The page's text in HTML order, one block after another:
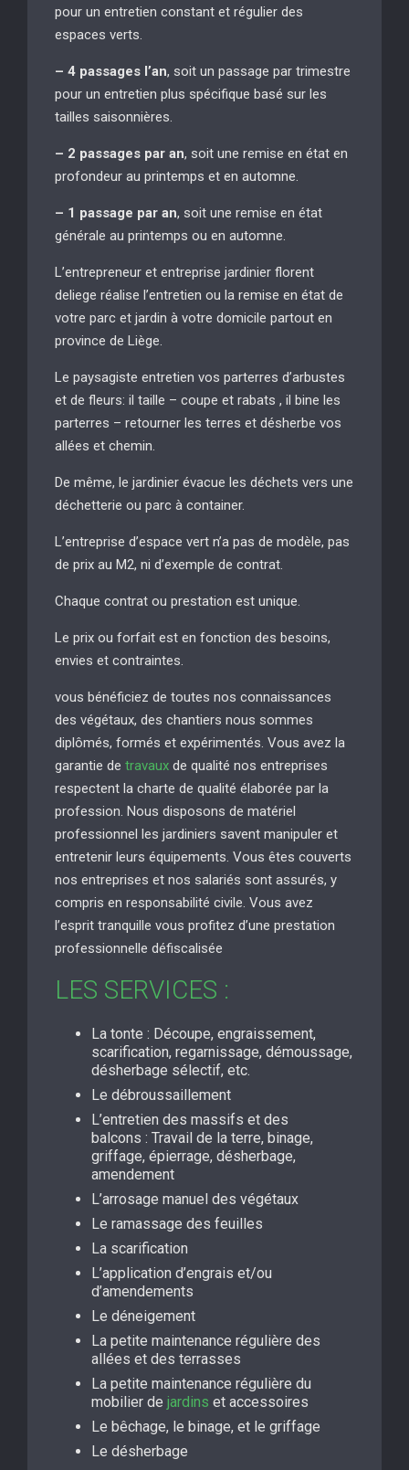
pour un entretien constant et régulier des
espaces verts.
– 4 passages l’an, soit un passage par trimestre
pour un entretien plus spécifique basé sur les
tailles saisonnières.
– 2 passages par an, soit une remise en état en
profondeur au printemps et en automne.
– 1 passage par an, soit une remise en état
générale au printemps ou en automne.
L’entrepreneur et entreprise jardinier florent
deliege réalise l’entretien ou la remise en état de
votre parc et jardin à votre domicile partout en
province de Liège.
Le paysagiste entretien vos parterres d’arbustes
et de fleurs: il taille – coupe et rabats , il bine les
parterres – retourner les terres et désherbe vos
allées et chemin.
De même, le jardinier évacue les déchets vers une
déchetterie ou parc à container.
L’entreprise d’espace vert n’a pas de modèle, pas
de prix au M2, ni d’exemple de contrat.
Chaque contrat ou prestation est unique.
Le prix ou forfait est en fonction des besoins,
envies et contraintes.
vous bénéficiez de toutes nos connaissances
des végétaux, des chantiers nous sommes
diplômés, formés et expérimentés. Vous avez la
garantie de travaux de qualité nos entreprises
respectent la charte de qualité élaborée par la
profession. Nous disposons de matériel
professionnel les jardiniers savent manipuler et
entretenir leurs équipements. Vous êtes couverts
nos entreprises et nos salariés sont assurés, y
compris en responsabilité civile. Vous avez
l’esprit tranquille vous profitez d’une prestation
professionnelle défiscalisée
LES SERVICES :
La tonte : Découpe, engraissement,
scarification, regarnissage, démoussage,
désherbage sélectif, etc.
Le débroussaillement
L’entretien des massifs et des
balcons : Travail de la terre, binage,
griffage, épierrage, désherbage,
amendement
L’arrosage manuel des végétaux
Le ramassage des feuilles
La scarification
L’application d’engrais et/ou
d’amendements
Le déneigement
La petite maintenance régulière des
allées et des terrasses
La petite maintenance régulière du
mobilier de jardins et accessoires
Le bêchage, le binage, et le griffage
Le désherbage